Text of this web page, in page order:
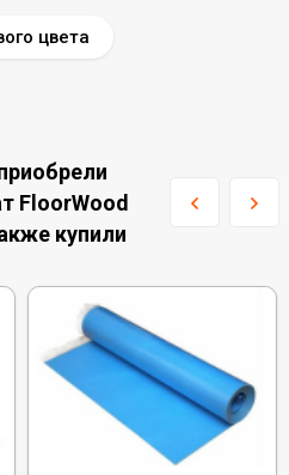
цвета
FloorWood
купили